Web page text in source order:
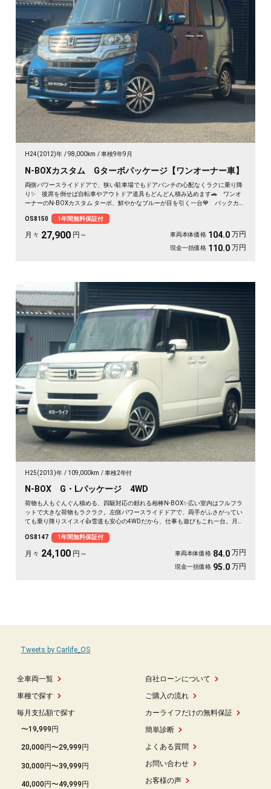
H24(2012)年 98,000km 車検9年9月
N-BOXカスタム Gターボパッケージ【ワンオーナー車】
両側パワースライドドアで、狭い駐車場でもドアパンチの心配なくラクに乗り降
り✨ 後席を倒せば自転車やアウトドア道具もどんどん積み込めます🚗 ワンオ
ーナーのN-BOXカスタム ターボ、鮮やかなブルーが目を引く一台💙 バックカメ
一台で毎日がぐっと身軽になりますよ。クルコン付きで高速移動もゆったり快
適。安心してお乗りいただける《1年保証付》です😊
OS8150 1年間無料保証付
月々 27,900 円～ 車両本体価格 104.0 万円
現金一括価格 110.0 万円
H25(2013)年 109,000km 車検2年付
N-BOX G・Lパッケージ 4WD
荷物も人もぐんぐん積める、四駆対応の頼れる相棒N-BOX✨広い室内はフルフラ
ットで大きな荷物もラクラク。左側パワースライドドアで、両手がふさがってい
ても乗り降りスイスイ👍雪道も安心の4WDだから、仕事も遊びもこれ一台。月々
りや週末の遠出まで、暮らしの相棒にぴったり💫《1年保証付》で安心の一台😊
OS8147 1年間無料保証付
月々 24,100 円～ 車両本体価格 84.0 万円
現金一括価格 95.0 万円
全車両一覧
車種で探す
毎月支払額で探す
〜19,999円
20,000円〜29,999円
30,000円〜39,999円
40,000円〜49,999円
自社ローンについて
ご購入の流れ
カーライフだけの無料保証
簡単診断
よくある質問
お問い合わせ
お客様の声
Tweets by Carlife_OS